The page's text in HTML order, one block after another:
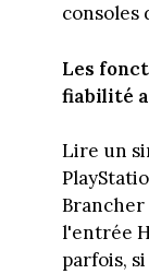
consoles
Les
fiabilité
Lire un
Brancher
l'entrée
parfois,